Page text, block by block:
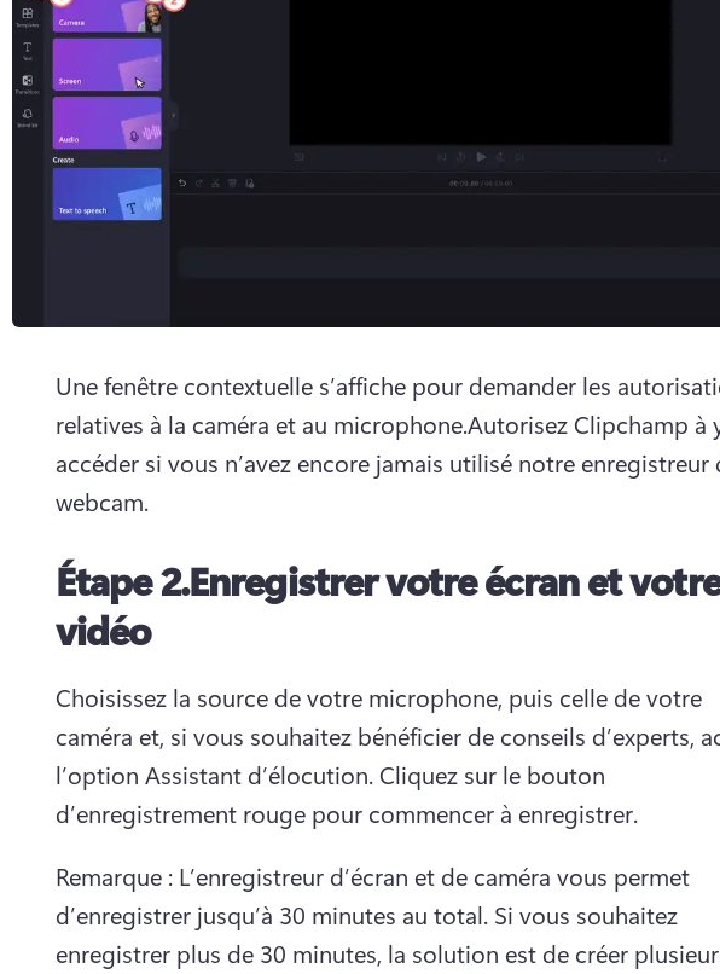
Une fenêtre contextuelle s’affiche pour demander les
relatives à la caméra et au microphone.Autorisez Clipchamp à
accéder si vous n’avez encore jamais utilisé notre enregistreur
webcam.
Étape 2.Enregistrer votre écran et votre
vidéo
Choisissez la source de votre microphone, puis celle de votre
caméra et, si vous souhaitez bénéficier de conseils d’experts,
l’option Assistant d’élocution. Cliquez sur le bouton
d’enregistrement rouge pour commencer à enregistrer.
Remarque : L’enregistreur d’écran et de caméra vous permet
d’enregistrer jusqu’à 30 minutes au total. Si vous souhaitez
enregistrer plus de 30 minutes, la solution est de créer